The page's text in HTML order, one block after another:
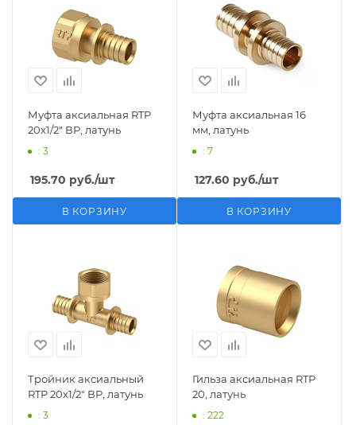
Муфта аксиальная RTP
20х1/2" ВР, латунь
: 3
195.70 руб./шт
В КОРЗИНУ
Муфта аксиальная 16
мм, латунь
: 7
127.60 руб./шт
В КОРЗИНУ
Тройник аксиальный
RTP 20х1/2" ВР, латунь
: 3
Гильза аксиальная RTP
20, латунь
: 222